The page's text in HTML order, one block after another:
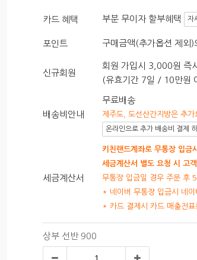
카드 혜택 부분 무이자 할부혜택 자
포인트 구매금액(추가옵션 제외
신규회원
회원 가입시 3,000원 즉
(유효기간 7일 / 10만원
배송비안내
무료배송
제주도, 도선산간지방은 추
온라인으로 추가 배송비 결제 하
세금계산서
키친랜드계좌로 무통장 입금
세금계산서 별도 요청 시 고
무통장 입금일 경우 주문 후
* 네이버 무통장 입금시 네이
* 카드 결제시 카드 매출전표
상부 선반 900